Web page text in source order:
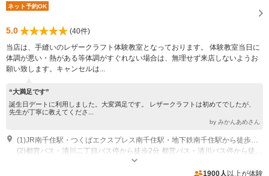
ネット予約OK
5.0
(40件)
当店は、手縫いのレザークラフト体験教室となっております。 体験教室当日に
体調が悪い・熱がある等体調がすぐれない場合は、無理せず来店しないようお
願い致します。キャンセルは...
“大満足です”
誕生日デートに利用しました。大変満足です。 レザークラフトは初めてでしたが、
先生が丁寧に教えてくださ...
by みかんあめさん
(1)JR南千住駅・つくばエクスプレス南千住駅・地下鉄南千住駅から徒歩約16分
営業期間：１３時～１９時 定休日：隔週木曜日
1900人 以上が体験